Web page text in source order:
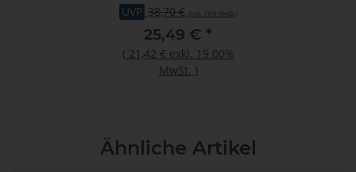
UVP 38,70 € (inkl. 19% MwSt.)
25,49 € *
( 21,42 € exkl. 19.00%
MwSt. )
Ähnliche Artikel